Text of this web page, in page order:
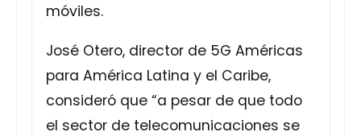
móviles.
José Otero, director de 5G Américas
para América Latina y el Caribe,
consideró que “a pesar de que todo
el sector de telecomunicaciones se